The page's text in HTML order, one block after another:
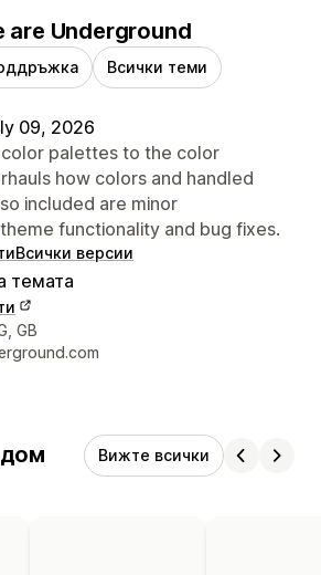
are Underground
Всички теми
09, 2026
palettes to the color
how colors and handled
included are minor
functionality and bug fixes.
Всички версии
темата
дизайнера
GB
Вижте всички